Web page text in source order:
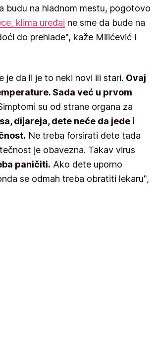
budu na hladnom mestu, pogotovo
klima uređaj ne sme da bude na
do prehlade", kaže Milićević i
je da li je to neki novi ili stari. Ovaj
Sada već u prvom
su od strane organa za
dijareja, dete neće da jede i
Ne treba forsirati dete tada
je obavezna. Takav virus
paničiti. Ako dete uporno
se odmah treba obratiti lekaru",